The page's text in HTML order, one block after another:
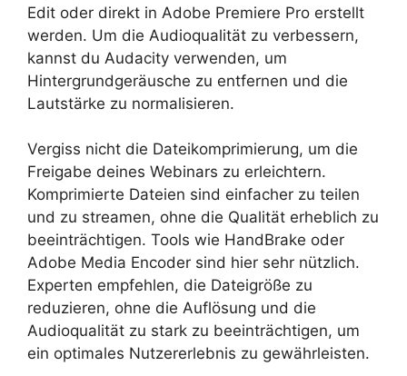
Edit oder direkt in Adobe Premiere Pro erstellt
werden. Um die Audioqualität zu verbessern,
kannst du Audacity verwenden, um
Hintergrundgeräusche zu entfernen und die
Lautstärke zu normalisieren.
Vergiss nicht die Dateikomprimierung, um die
Freigabe deines Webinars zu erleichtern.
Komprimierte Dateien sind einfacher zu teilen
und zu streamen, ohne die Qualität erheblich zu
beeinträchtigen. Tools wie HandBrake oder
Adobe Media Encoder sind hier sehr nützlich.
Experten empfehlen, die Dateigröße zu
reduzieren, ohne die Auflösung und die
Audioqualität zu stark zu beeinträchtigen, um
ein optimales Nutzererlebnis zu gewährleisten.